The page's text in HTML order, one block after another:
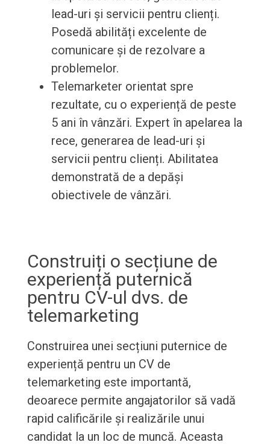
lead-uri și servicii pentru clienți.
Posedă abilități excelente de
comunicare și de rezolvare a
problemelor.
Telemarketer orientat spre
rezultate, cu o experiență de peste
5 ani în vânzări. Expert în apelarea la
rece, generarea de lead-uri și
servicii pentru clienți. Abilitatea
demonstrată de a depăși
obiectivele de vânzări.
Construiți o secțiune de
experiență puternică
pentru CV-ul dvs. de
telemarketing
Construirea unei secțiuni puternice de
experiență pentru un CV de
telemarketing este importantă,
deoarece permite angajatorilor să vadă
rapid calificările și realizările unui
candidat la un loc de muncă. Aceasta